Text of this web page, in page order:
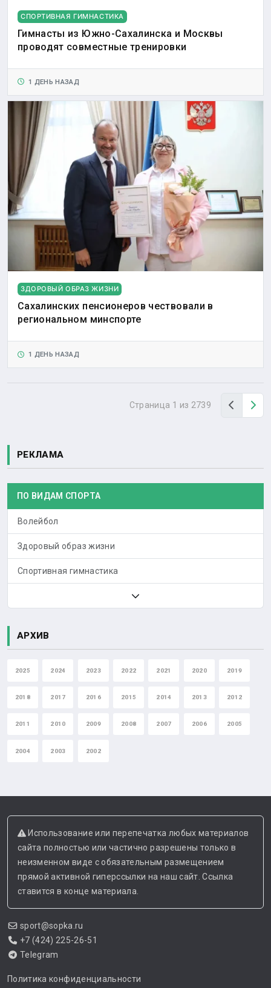
СПОРТИВНАЯ ГИМНАСТИКА
Гимнасты из Южно-Сахалинска и Москвы
проводят совместные тренировки
1 ДЕНЬ НАЗАД
ЗДОРОВЫЙ ОБРАЗ ЖИЗНИ
Сахалинских пенсионеров чествовали в
региональном минспорте
1 ДЕНЬ НАЗАД
Страница 1 из 2739 Назад
РЕКЛАМА
ПО ВИДАМ СПОРТА
Волейбол
Здоровый образ жизни
Спортивная гимнастика
АРХИВ
2025 2024 2023 2022 2021 2020 2019
2018 2017 2016 2015 2014 2013 2012
2011 2010 2009 2008 2007 2006 2005
2004 2003 2002
Использование или перепечатка любых материалов
сайта полностью или частично разрешены только в
неизменном виде с обязательным размещением
прямой активной гиперссылки на наш сайт. Ссылка
ставится в конце материала.
sport@sopka.ru
+7 (424) 225-26-51
Telegram
Политика конфиденциальности